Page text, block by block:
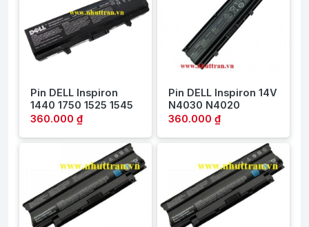
Pin DELL Inspiron
1440 1750 1525 1545
360.000 ₫
Pin DELL Inspiron 14V
N4030 N4020
360.000 ₫